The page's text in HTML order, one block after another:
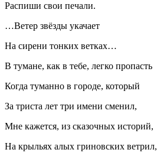
Распиши свои печали.
…Ветер звёзды укачает
На сирени тонких ветках…
В тумане, как в тебе, легко пропасть
Когда туманно в городе, который
За триста лет три имени сменил,
Мне кажется, из сказочных историй,
На крыльях алых гриновских ветрил,